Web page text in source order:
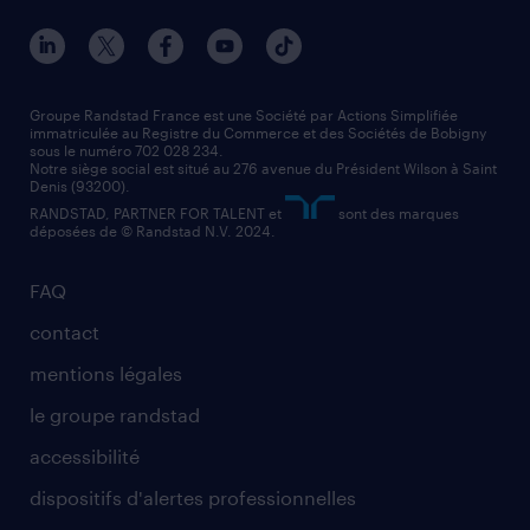
manutentionnaire
assistant administratif
comptable
contact entreprise
faq intérim / recrutement
nos agences par ville
nos agences par région
nos cabinets de recrutement
FAQ
contact
mentions légales
le groupe randstad
accessibilité
dispositifs d'alertes professionnelles
Groupe Randstad France est une Société par Actions Simplifiée
immatriculée au Registre du Commerce et des Sociétés de Bobigny
sous le numéro 702 028 234.
Notre siège social est situé au 276 avenue du Président Wilson à Saint
Denis (93200).
RANDSTAD, PARTNER FOR TALENT et
sont des marques
déposées de © Randstad N.V. 2024.